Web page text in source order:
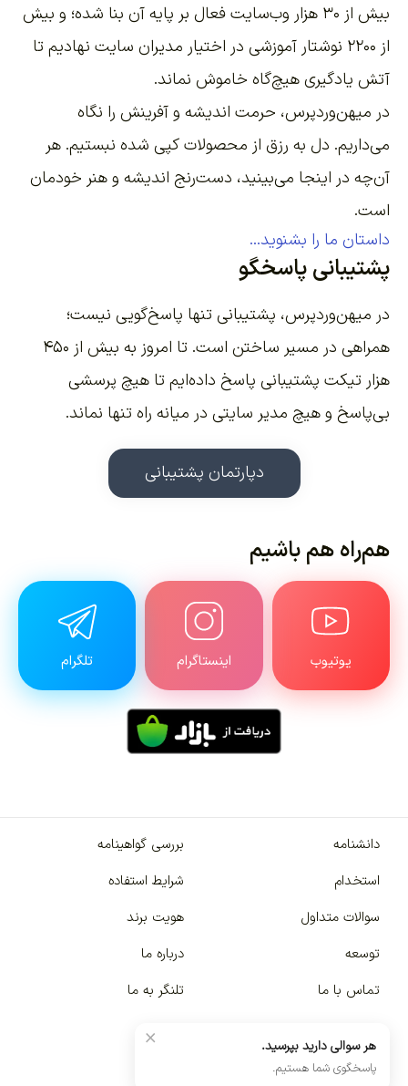
بیش از ۳۰ هزار وب‌سایت فعال بر پایه آن بنا شده؛ و بیش
از ۲۲۰۰
نوشتار آموزشی در اختیار مدیران سایت نهادیم تا
آتش یادگیری هیچ‌گاه خاموش نماند.
در میهن‌وردپرس، حرمت اندیشه و آفرینش را نگاه
می‌داریم. دل به رزق از محصولات کپی شده نبستیم. هر
آن‌چه در اینجا می‌بینید، دست‌رنج اندیشه و هنر خودمان
است.
داستان ما را بشنوید...
پشتیبانی پاسخگو
در میهن‌وردپرس، پشتیبانی تنها پاسخ‌گویی نیست؛
همراهی در مسیر ساختن است. تا امروز به بیش از ۴۵۰
هزار تیکت پشتیبانی پاسخ داده‌ایم تا هیچ پرسشی
بی‌پاسخ و هیچ مدیر سایتی در میانه راه تنها نماند.
دپارتمان پشتیبانی
هم‌راه هم باشیم
یوتیوب اینستاگرام تلگرام
دانشنامه
بررسی گواهینامه
استخدام
شرایط استفاده
سوالات متداول
هویت برند
توسعه
درباره ما
تماس با ما
تلنگر به ما
× هر سوالی دارید بپرسید.
پاسخگوی شما هستیم.